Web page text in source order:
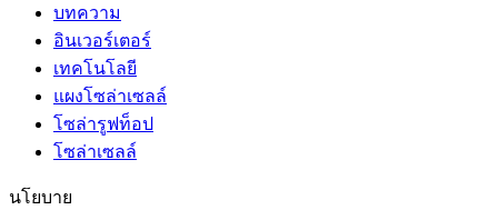
บทความ
อินเวอร์เตอร์
เทคโนโลยี
แผงโซล่าเซลล์
โซล่ารูฟท็อป
โซล่าเซลล์
นโยบาย